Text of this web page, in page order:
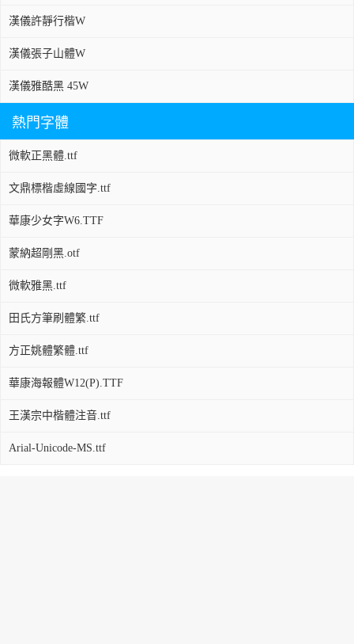
漢儀許靜行楷W
漢儀張子山體W
漢儀雅酷黑 45W
熱門字體
微軟正黑體.ttf
文鼎標楷虛線國字.ttf
華康少女字W6.TTF
蒙納超剛黑.otf
微軟雅黑.ttf
田氏方筆刷體繁.ttf
方正姚體繁體.ttf
華康海報體W12(P).TTF
王漢宗中楷體注音.ttf
Arial-Unicode-MS.ttf